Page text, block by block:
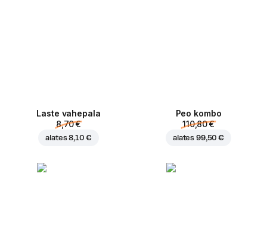
Laste vahepala
8,70 €
alates8,10 €
Peo kombo
110,80 €
alates 99,50 €